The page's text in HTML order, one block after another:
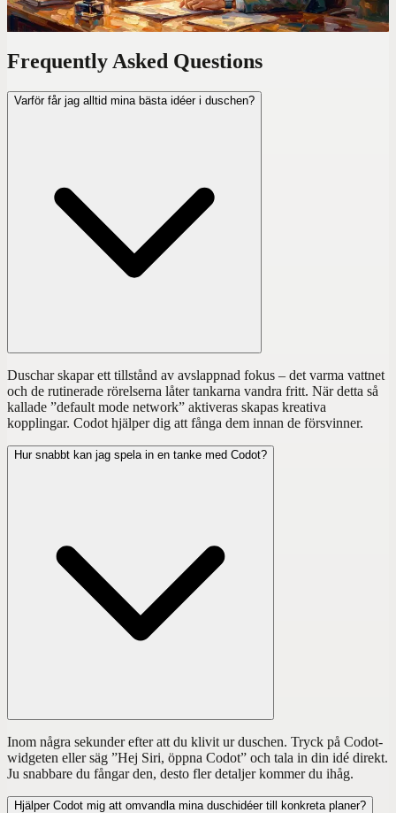
Frequently Asked Questions
Varför får jag alltid mina bästa idéer i duschen?
Duschar skapar ett tillstånd av avslappnad fokus – det varma vattnet
och de rutinerade rörelserna låter tankarna vandra fritt. När detta så
kallade ”default mode network” aktiveras skapas kreativa
kopplingar. Codot hjälper dig att fånga dem innan de försvinner.
Hur snabbt kan jag spela in en tanke med Codot?
Inom några sekunder efter att du klivit ur duschen. Tryck på Codot-
widgeten eller säg ”Hej Siri, öppna Codot” och tala in din idé direkt.
Ju snabbare du fångar den, desto fler detaljer kommer du ihåg.
Hjälper Codot mig att omvandla mina duschidéer till konkreta planer?